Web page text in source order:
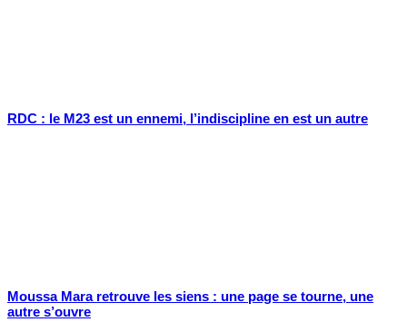
RDC : le M23 est un ennemi, l’indiscipline en est un autre
Moussa Mara retrouve les siens : une page se tourne, une
autre s’ouvre